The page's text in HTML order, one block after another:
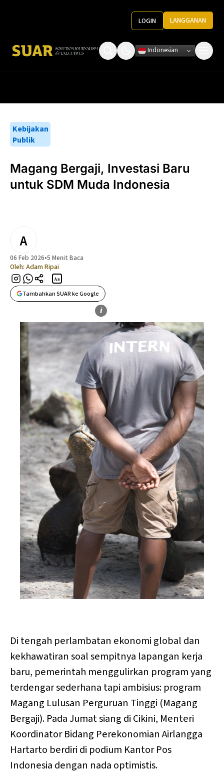
LOGIN LANGGANAN
Ketentuan Penggunaan
Indonesian
Kebijakan
Publik
Magang Bergaji, Investasi Baru
untuk SDM Muda Indonesia
A
06 Feb 2026•5 Menit Baca
Oleh: Adam Ripai
Aa
Tambahkan SUAR ke Google
i
Di tengah perlambatan ekonomi global dan
kekhawatiran soal sempitnya lapangan kerja
baru, pemerintah menggulirkan program yang
terdengar sederhana tapi ambisius: program
Magang Lulusan Perguruan Tinggi (Magang
Bergaji). Pada Jumat siang di Cikini, Menteri
Koordinator Bidang Perekonomian Airlangga
Hartarto berdiri di podium Kantor Pos
Indonesia dengan nada optimistis.